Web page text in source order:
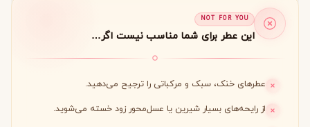
NOT FOR YOU
این عطر برای شما مناسب نیست اگر…
عطرهای خنک، سبک و مرکباتی را ترجیح می‌دهید.
از رایحه‌های بسیار شیرین یا عسل‌محور زود خسته می‌شوید.